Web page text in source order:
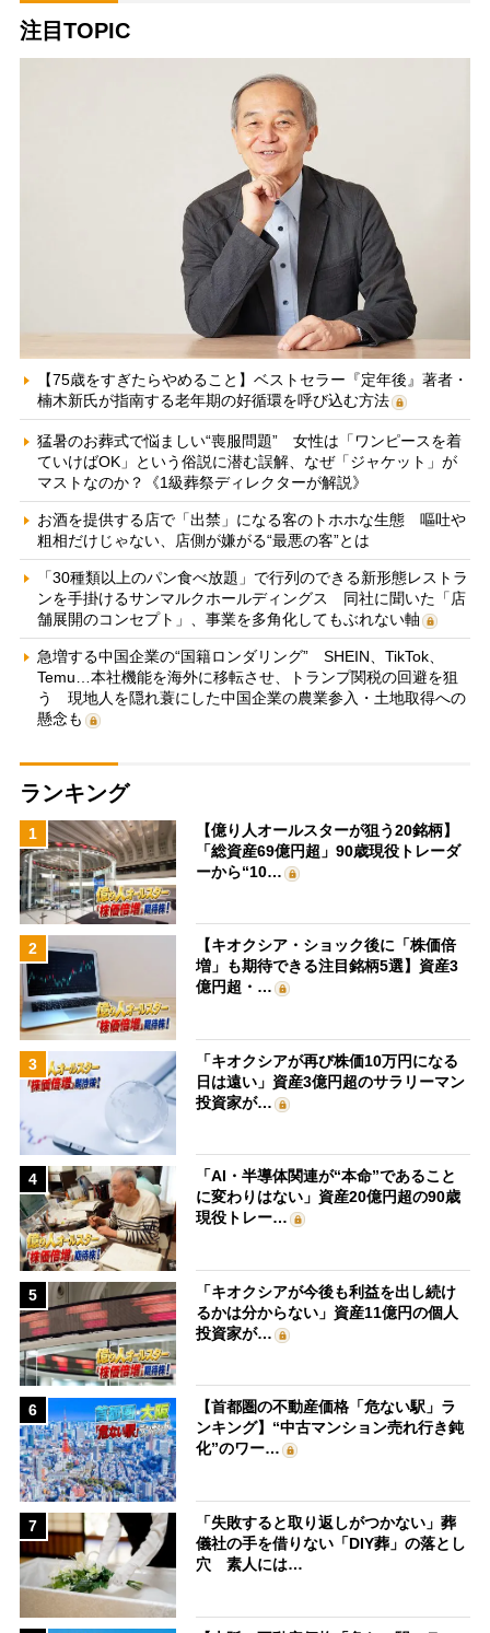
注目TOPIC
【75歳をすぎたらやめること】ベストセラー『定年後』著者・
楠木新氏が指南する老年期の好循環を呼び込む方法
猛暑のお葬式で悩ましい“喪服問題” 女性は「ワンピースを着
ていけばOK」という俗説に潜む誤解、なぜ「ジャケット」が
マストなのか？《1級葬祭ディレクターが解説》
お酒を提供する店で「出禁」になる客のトホホな生態 嘔吐や
粗相だけじゃない、店側が嫌がる“最悪の客”とは
「30種類以上のパン食べ放題」で行列のできる新形態レストラ
ンを手掛けるサンマルクホールディングス 同社に聞いた「店
舗展開のコンセプト」、事業を多角化してもぶれない軸
急増する中国企業の“国籍ロンダリング” SHEIN、TikTok、
Temu…本社機能を海外に移転させ、トランプ関税の回避を狙
う 現地人を隠れ蓑にした中国企業の農業参入・土地取得への
懸念も
ランキング
1
【億り人オールスターが狙う20銘柄】
「総資産69億円超」90歳現役トレーダ
ーから“10…
2
【キオクシア・ショック後に「株価倍
増」も期待できる注目銘柄5選】資産3
億円超・…
3
「キオクシアが再び株価10万円になる
日は遠い」資産3億円超のサラリーマン
投資家が…
4
「AI・半導体関連が“本命”であること
に変わりはない」資産20億円超の90歳
現役トレー…
5
「キオクシアが今後も利益を出し続け
るかは分からない」資産11億円の個人
投資家が…
6
【首都圏の不動産価格「危ない駅」ラ
ンキング】“中古マンション売れ行き鈍
化”のワー…
7
「失敗すると取り返しがつかない」葬
儀社の手を借りない「DIY葬」の落とし
穴 素人には…